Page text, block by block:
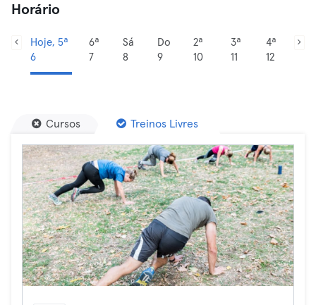
Horário
Hoje, 5ª
6
6ª
7
Sá
8
Do
9
2ª
10
3ª
11
4ª
12
Cursos Treinos Livres